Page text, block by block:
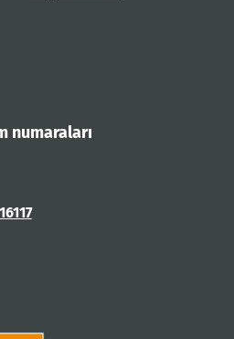
numaraları